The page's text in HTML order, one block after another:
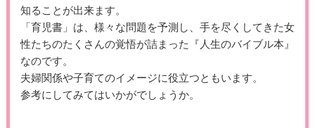
知ることが出来ます。
「育児書」は、様々な問題を予測し、手を尽くしてきた女
性たちのたくさんの覚悟が詰まった『人生のバイブル本』
なのです。
夫婦関係や子育てのイメージに役立つともいます。
参考にしてみてはいかがでしょうか。